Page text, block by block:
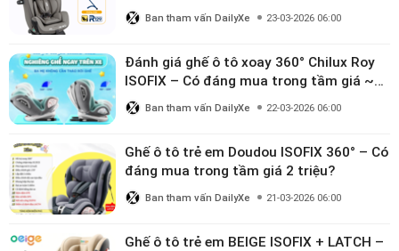
đáng đầu tư cho bé từ 0–12 tuổi?
Ban tham vấn DailyXe 23-03-2026 06:00
Đánh giá ghế ô tô xoay 360° Chilux Roy
ISOFIX – Có đáng mua trong tầm giá ~3
triệu
Ban tham vấn DailyXe 22-03-2026 06:00
Ghế ô tô trẻ em Doudou ISOFIX 360° – Có
đáng mua trong tầm giá 2 triệu?
Ban tham vấn DailyXe 21-03-2026 06:00
Ghế ô tô trẻ em BEIGE ISOFIX + LATCH –